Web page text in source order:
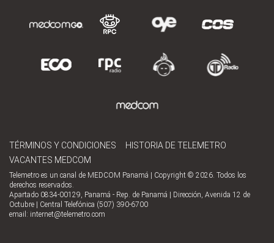
TÉRMINOS Y CONDICIONES
HISTORIA DE TELEMETRO
VACANTES MEDCOM
Telemetro es un canal de MEDCOM Panamá | Copyright © 2026. Todos los
derechos reservados.
Apartado 0834-00129, Panamá - Rep. de Panamá | Dirección, Avenida 12 de
Octubre | Central Telefónica (507) 390-6700
email: internet@telemetro.com